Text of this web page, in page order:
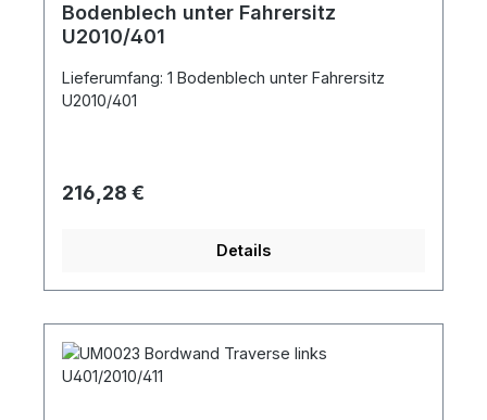
Bodenblech unter Fahrersitz
U2010/401
Lieferumfang: 1 Bodenblech unter Fahrersitz
U2010/401
Regulärer Preis:
216,28 €
Details